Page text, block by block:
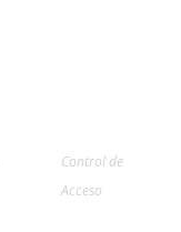
Control de
Acceso